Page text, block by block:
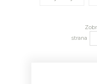
strana